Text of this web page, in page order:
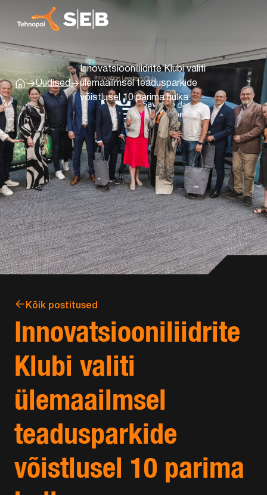
AvalehtUudised
Innovatsiooniliidrite Klubi valiti
ülemaailmsel teadusparkide
võistlusel 10 parima hulka
Kõik postitused
Innovatsiooniliidrite
Klubi valiti
ülemaailmsel
teadusparkide
võistlusel 10 parima